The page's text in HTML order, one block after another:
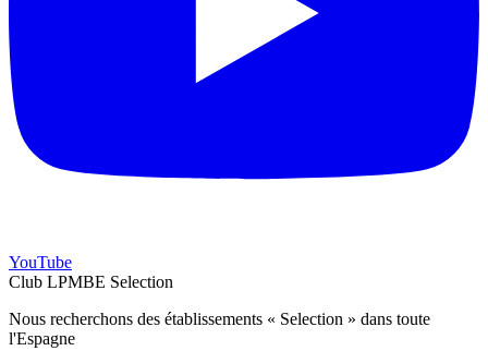
YouTube
Club LPMBE Selection
Nous recherchons des établissements « Selection » dans toute
l'Espagne